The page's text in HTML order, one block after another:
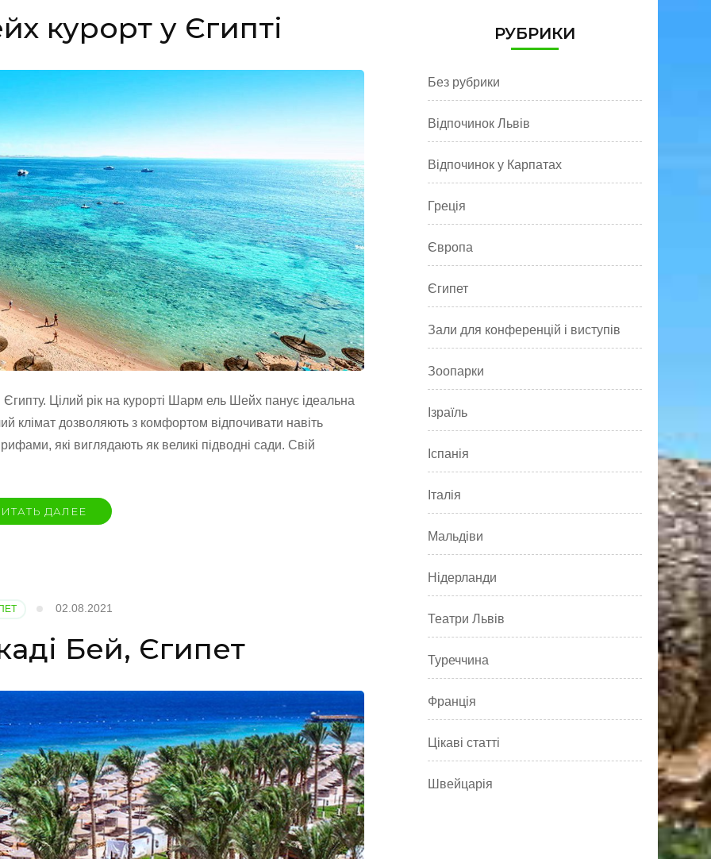
курорт у Єгипті
Цілий рік на курорті Шарм ель Шейх панує ідеальна
клімат дозволяють з комфортом відпочивати навіть
які виглядають як великі підводні сади. Свій
ДАЛЕЕ
02.08.2021
Бей, Єгипет
РУБРИКИ
Без рубрики
Відпочинок Львів
Відпочинок у Карпатах
Греція
Європа
Єгипет
Зали для конференцій і виступів
Зоопарки
Ізраїль
Іспанія
Італія
Мальдіви
Нідерланди
Театри Львів
Туреччина
Франція
Цікаві статті
Швейцарія